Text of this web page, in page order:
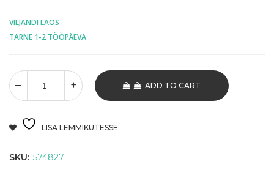
VILJANDI LAOS
TARNE 1-2 TÖÖPÄEVA
ADD TO CART
LISA LEMMIKUTESSE
SKU: 574827